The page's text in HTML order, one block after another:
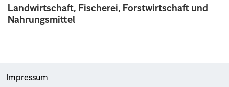
Landwirtschaft, Fischerei, Forstwirtschaft und
Nahrungsmittel
Impressum